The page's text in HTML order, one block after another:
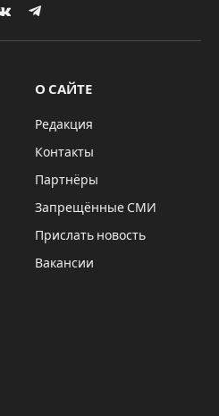
VKontakteTelegram
О САЙТЕ
Редакция
Контакты
Партнёры
Запрещённые СМИ
Прислать новость
Вакансии